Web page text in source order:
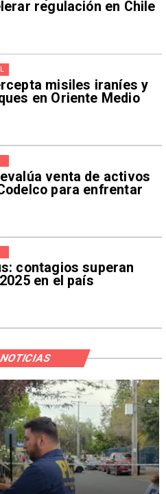
regulación en Chile
misiles iraníes y
en Oriente Medio
venta de activos
para enfrentar
contagios superan
en el país